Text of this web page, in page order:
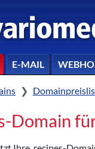
E-MAIL
Domain